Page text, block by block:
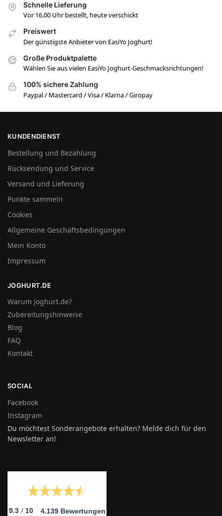
Schnelle Lieferung
Vor 16.00 Uhr bestellt, heute verschickt
Preiswert
Der günstigste Anbieter von EasiYo Joghurt!
Große Produktpalette
Wählen Sie aus vielen EasiYo Joghurt-Geschmacksrichtungen!
100% sichere Zahlung
Paypal / Mastercard / Visa / Klarna / Giropay
KUNDENDIENST
Bestellung und Bezahlung
Rücksendung und Service
Versand und Lieferung
Punkte sammeln
Cookies
Allgemeine Geschäftsbedingungen
Mein Konto
Impressum
JOGHURT.DE
Warum Joghurt.de?
Zubereitungshinweise
Blog
FAQ
Kontakt
SOCIAL
Facebook
Instagram
Du möchtest Sonderangebote erhalten? Melde dich für den
Newsletter an!
9.3 / 10 4.139 Bewertungen